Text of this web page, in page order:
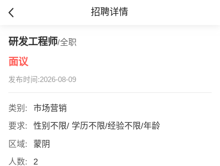
招聘详情
研发工程师/全职
面议
发布时间:2026-08-09
类别:
市场营销
要求:
性别不限/ 学历不限/经验不限/年龄
区域:
蒙阴
人数:
2